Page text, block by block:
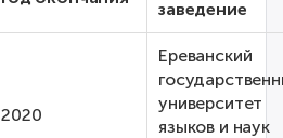
заведение
2020
Ереванский
университет
языков и наук